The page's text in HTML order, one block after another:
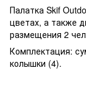
Палатка Skif
цветах, а также
размещения 2
Комплектация:
колышки (4).